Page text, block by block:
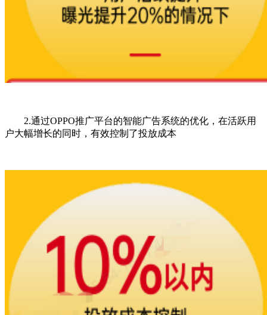
2.通过OPPO推广平台的智能广告系统的优化，在活跃用
户大幅增长的同时，有效控制了投放成本